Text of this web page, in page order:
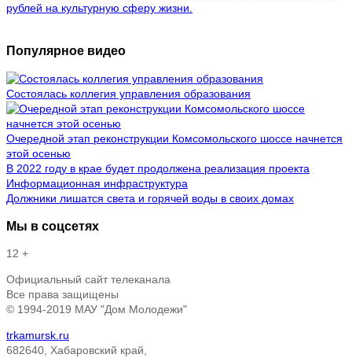
рублей на культурную сферу жизни.
Популярное видео
Состоялась коллегия управления образования
Очередной этап реконструкции Комсомольского шоссе начнется
этой осенью
В 2022 году в крае будет продолжена реализация проекта
Информационная инфраструктура
Должники лишатся света и горячей воды в своих домах
Мы в соцсетях
12 +
Официальный сайт телеканала
Все права защищены
© 1994-2019 МАУ "Дом Молодежи"
trkamursk.ru
682640, Хабаровский край,